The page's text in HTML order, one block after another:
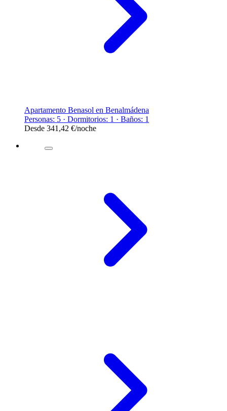
Apartamento Benasol en Benalmádena
Personas: 5 · Dormitorios: 1 · Baños: 1
Desde 341,42 €/noche